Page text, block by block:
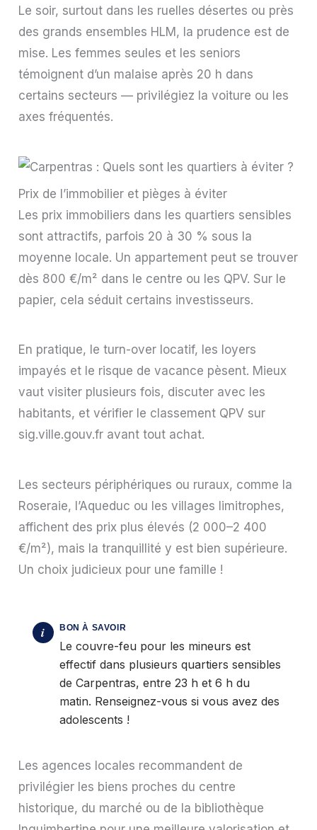
Le soir, surtout dans les ruelles désertes ou près
des grands ensembles HLM, la prudence est de
mise. Les femmes seules et les seniors
témoignent d’un malaise après 20 h dans
certains secteurs — privilégiez la voiture ou les
axes fréquentés.
Prix de l’immobilier et pièges à éviter
Les prix immobiliers dans les quartiers sensibles
sont attractifs, parfois 20 à 30 % sous la
moyenne locale. Un appartement peut se trouver
dès 800 €/m² dans le centre ou les QPV. Sur le
papier, cela séduit certains investisseurs.
En pratique, le turn-over locatif, les loyers
impayés et le risque de vacance pèsent. Mieux
vaut visiter plusieurs fois, discuter avec les
habitants, et vérifier le classement QPV sur
sig.ville.gouv.fr avant tout achat.
Les secteurs périphériques ou ruraux, comme la
Roseraie, l’Aqueduc ou les villages limitrophes,
affichent des prix plus élevés (2 000–2 400
€/m²), mais la tranquillité y est bien supérieure.
Un choix judicieux pour une famille !
Le couvre-feu pour les mineurs est
effectif dans plusieurs quartiers sensibles
de Carpentras, entre 23 h et 6 h du
matin. Renseignez-vous si vous avez des
adolescents !
Les agences locales recommandent de
privilégier les biens proches du centre
historique, du marché ou de la bibliothèque